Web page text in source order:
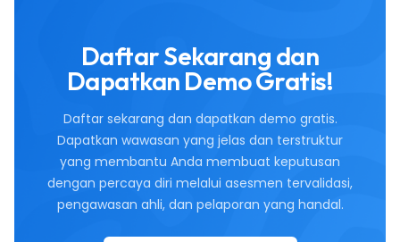
Daftar Sekarang dan
Dapatkan Demo Gratis!
Daftar sekarang dan dapatkan demo gratis.
Dapatkan wawasan yang jelas dan terstruktur
yang membantu Anda membuat keputusan
dengan percaya diri melalui asesmen tervalidasi,
pengawasan ahli, dan pelaporan yang handal.